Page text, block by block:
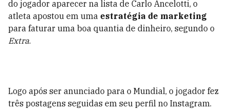
do jogador aparecer na lista de Carlo Ancelotti, o
atleta apostou em uma estratégia de marketing
para faturar uma boa quantia de dinheiro, segundo o
Extra.
Logo após ser anunciado para o Mundial, o jogador fez
três postagens seguidas em seu perfil no Instagram.